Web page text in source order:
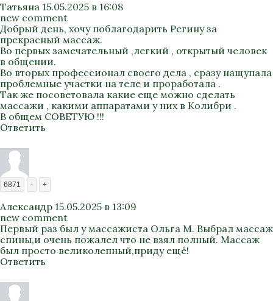
Татьяна 15.05.2025 в 16:08
new comment
Добрый день, хочу поблагодарить Регину за
прекрасный массаж.
Во первых замечательный ,легкий , открытый человек
в общении.
Во вторых профессионал своего дела , сразу нащупала
проблемные участки на теле и проработала .
Так же посоветовала какие еще можно сделать
массажи , какими аппаратами у них в Колибри .
В общем СОВЕТУЮ !!!
Ответить
6871 - +
Александр 15.05.2025 в 13:09
new comment
Первый раз был у массажиста Ольга М. Выбрал массаж
спины,и очень пожалел что не взял полный. Массаж
был просто великолепный,приду ещё!
Ответить